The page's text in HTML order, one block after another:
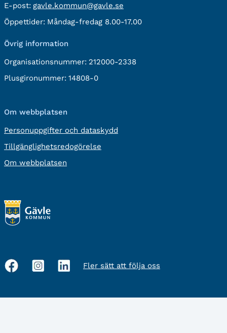
E-post: E-
post:
gavle.kommun@gavle.se
Öppettider: Måndag-fredag 8.00-17.00
Övrig information
Organisationsnummer: 212000-2338
Plusgironummer: 14808-0
Om webbplatsen
Personuppgifter och dataskydd
Tillgänglighetsredogörelse
Om webbplatsen
Sociala
Fler sätt att följa oss